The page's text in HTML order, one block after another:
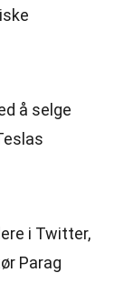
å selge
i Twitter,
Parag